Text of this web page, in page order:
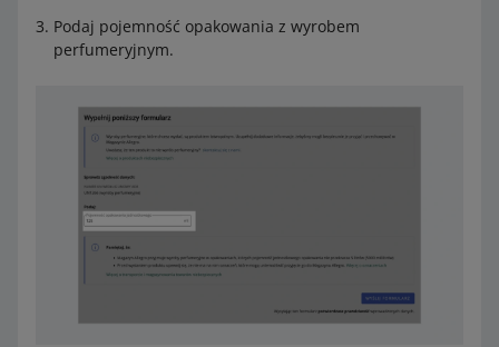
Podaj pojemność opakowania z wyrobem
perfumeryjnym.